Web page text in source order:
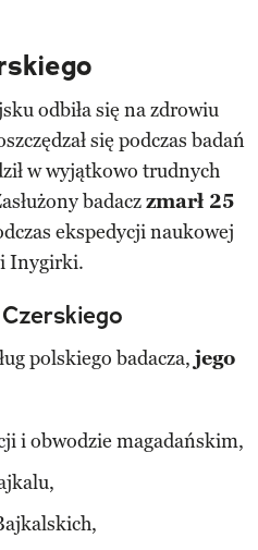
odbiła się na zdrowiu
się podczas badań
w wyjątkowo trudnych
badaczzmarł 25
ekspedycji naukowej
i Inygirki.
polskiego badacza, jego
i obwodzie magadańskim,